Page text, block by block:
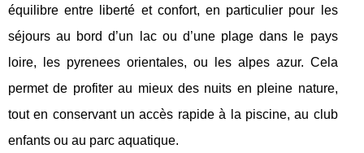
équilibre entre liberté et confort, en particulier pour les
séjours au bord d’un lac ou d’une plage dans le pays
loire, les pyrenees orientales, ou les alpes azur. Cela
permet de profiter au mieux des nuits en pleine nature,
tout en conservant un accès rapide à la piscine, au club
enfants ou au parc aquatique.